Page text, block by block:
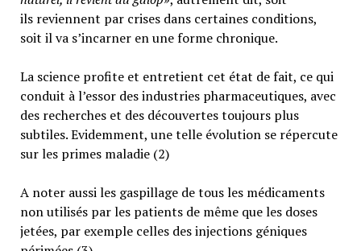
ils reviennent par crises dans certaines conditions,
soit il va s’incarner en une forme chronique.
La science profite et entretient cet état de fait, ce qui
conduit à l’essor des industries pharmaceutiques, avec
des recherches et des découvertes toujours plus
subtiles. Evidemment, une telle évolution se répercute
sur les primes maladie (2)
A noter aussi les gaspillage de tous les médicaments
non utilisés par les patients de même que les doses
jetées, par exemple celles des injections géniques